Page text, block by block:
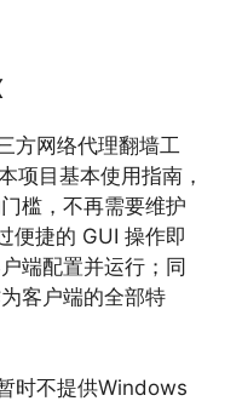
方网络代理翻墙工
项目基本使用指南，
槛，不再需要维护
便捷的 GUI 操作即
端配置并运行；同
客户端的全部特
时不提供Windows